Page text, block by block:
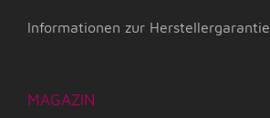
Informationen zur Herstellergarantie
MAGAZIN